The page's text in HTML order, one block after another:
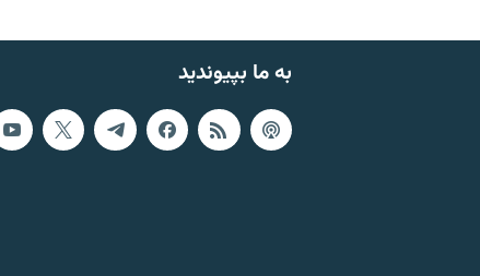
به ما بپیوندید